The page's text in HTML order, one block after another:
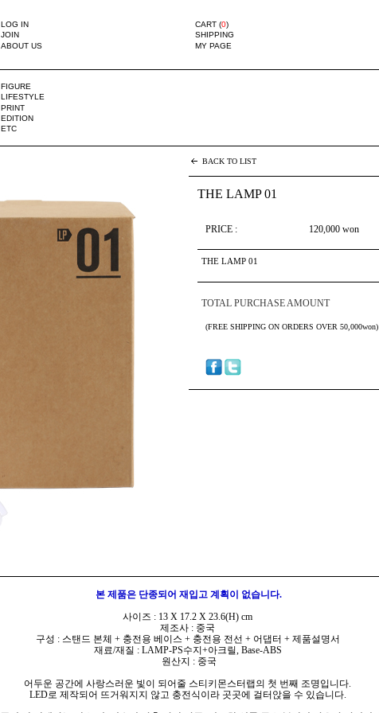
LOG IN
JOIN
ABOUT US
CART (0)
SHIPPING
MY PAGE
FIGURE
LIFESTYLE
PRINT
EDITION
ETC
BACK TO LIST
THE LAMP 01
PRICE : 120,000 won
THE LAMP 01
TOTAL PURCHASE AMOUNT
(FREE SHIPPING ON ORDERS OVER 50,000won)
본 제품은 단종되어 재입고 계획이 없습니다.
사이즈 : 13 X 17.2 X 23.6(H) cm
제조사 : 중국
구성 : 스탠드 본체 + 충전용 베이스 + 충전용 전선 + 어댑터 + 제품설명서
재료/재질 : LAMP-PS수지+아크릴, Base-ABS
원산지 : 중국
어두운 공간에 사랑스러운 빛이 되어줄 스티키몬스터랩의 첫 번째 조명입니다.
LED로 제작되어 뜨거워지지 않고 충전식이라 곳곳에 걸터앉을 수 있습니다.